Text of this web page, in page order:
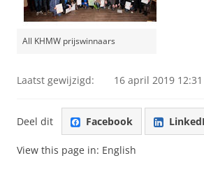
All KHMW prijswinnaars
Laatst gewijzigd: 16 april 2019 12:31
Deel dit Facebook
View this page in: English